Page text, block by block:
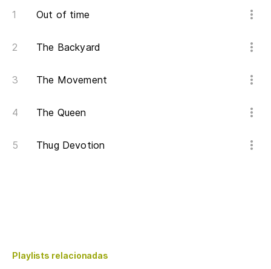
Out of time
The Backyard
The Movement
The Queen
Thug Devotion
Playlists relacionadas